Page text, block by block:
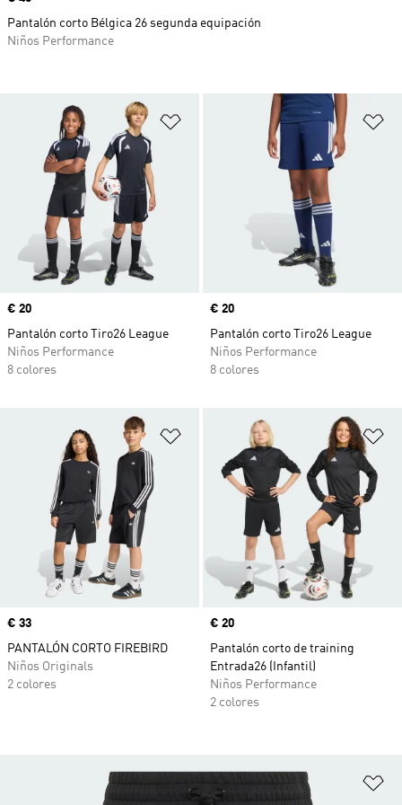
Añadir a la lista de deseos
Precio
€ 20
Pantalón corto Tiro26 League
Niños Performance
8 colores
Precio
€ 20
Pantalón corto Tiro26 League
Niños Performance
8 colores
Añadir a la lista de deseos
Precio
€ 33
PANTALÓN CORTO FIREBIRD
Niños Originals
2 colores
Precio
€ 20
Pantalón corto de training
Entrada26 (Infantil)
Niños Performance
2 colores
Pantalón corto Bélgica 26 segunda equipación
Niños Performance